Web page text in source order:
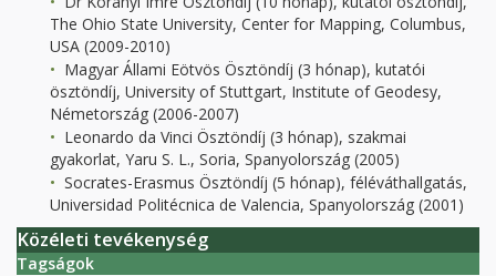
The Ohio State University, Center for Mapping, Columbus,
USA (2009-2010)
Magyar Állami Eötvös Ösztöndíj (3 hónap), kutatói
ösztöndíj, University of Stuttgart, Institute of Geodesy,
Németország (2006-2007)
Leonardo da Vinci Ösztöndíj (3 hónap), szakmai
gyakorlat, Yaru S. L., Soria, Spanyolország (2005)
Socrates-Erasmus Ösztöndíj (5 hónap), féléváthallgatás,
Universidad Politécnica de Valencia, Spanyolország (2001)
Közéleti tevékenység
Tagságok